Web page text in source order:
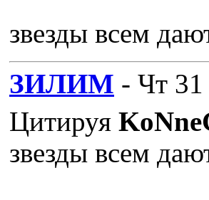
звезды всем
ЗИЛИМ - Чт
Цитируя
звезды всем